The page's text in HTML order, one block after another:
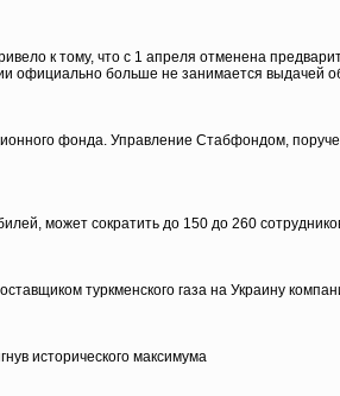
к тому, что с 1 апреля отменена
больше не занимается выдачей
фонда. Управление Стабфондом,
может сократить до 150 до 260
туркменского газа на Украину
исторического максимума